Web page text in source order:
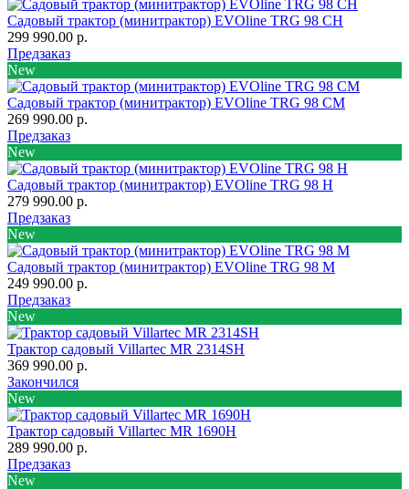
Садовый трактор (минитрактор) EVOline TRG 98 CH
299 990.00 р.
Предзаказ
New
Садовый трактор (минитрактор) EVOline TRG 98 CM
269 990.00 р.
Предзаказ
New
Садовый трактор (минитрактор) EVOline TRG 98 H
279 990.00 р.
Предзаказ
New
Садовый трактор (минитрактор) EVOline TRG 98 M
249 990.00 р.
Предзаказ
New
Трактор садовый Villartec MR 2314SH
369 990.00 р.
Закончился
New
Трактор садовый Villartec MR 1690H
289 990.00 р.
Предзаказ
New